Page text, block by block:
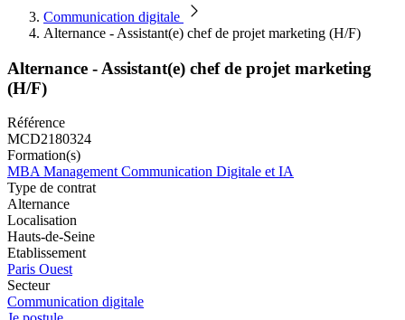
Communication digitale
Alternance - Assistant(e) chef de projet marketing (H/F)
Alternance - Assistant(e) chef de projet marketing
(H/F)
Référence
MCD2180324
Formation(s)
MBA Management Communication Digitale et IA
Type de contrat
Alternance
Localisation
Hauts-de-Seine
Etablissement
Paris Ouest
Secteur
Communication digitale